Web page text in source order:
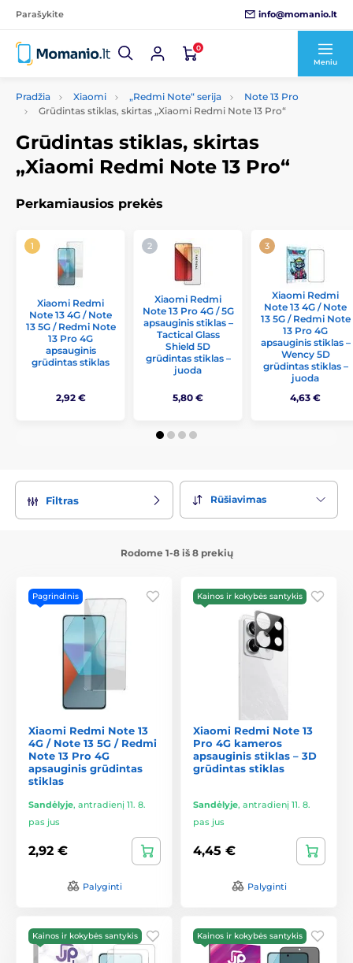
Parašykite info@momanio.lt
0
Meniu
Pradžia Xiaomi „Redmi Note“ serija
Note 13 Pro
Grūdintas stiklas, skirtas „Xiaomi Redmi Note 13 Pro“
Grūdintas stiklas, skirtas
„Xiaomi Redmi Note 13 Pro“
Perkamiausios prekės
Xiaomi Redmi
Note 13 4G / Note
13 5G / Redmi Note
13 Pro 4G
apsauginis
grūdintas stiklas
2,92 €
Xiaomi Redmi
Note 13 Pro 4G / 5G
apsauginis stiklas –
Tactical Glass
Shield 5D
grūdintas stiklas –
juoda
5,80 €
Xiaomi Redmi
Note 13 4G / Note
13 5G / Redmi Note
13 Pro 4G
apsauginis stiklas –
Wency 5D
grūdintas stiklas –
juoda
4,63 €
Filtras Rūšiavimas
Rodome 1-8 iš 8 prekių
Pagrindinis
Xiaomi Redmi Note 13
4G / Note 13 5G / Redmi
Note 13 Pro 4G
apsauginis grūdintas
stiklas
Sandėlyje, antradienį 11. 8.
pas jus
2,92 €
Palyginti
Kainos ir kokybės santykis
Xiaomi Redmi Note 13
Pro 4G kameros
apsauginis stiklas – 3D
grūdintas stiklas
Sandėlyje, antradienį 11. 8.
pas jus
4,45 €
Palyginti
Kainos ir kokybės santykis Kainos ir kokybės santykis